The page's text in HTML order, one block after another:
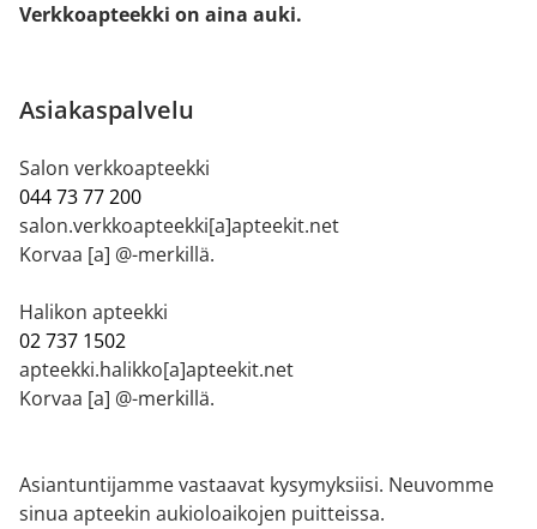
Verkkoapteekki on aina auki.
Asiakaspalvelu
Salon verkkoapteekki
044 73 77 200
salon.verkkoapteekki[a]apteekit.net
Korvaa [a] @-merkillä.
Halikon apteekki
02 737 1502
apteekki.halikko[a]apteekit.net
Korvaa [a] @-merkillä.
Asiantuntijamme vastaavat kysymyksiisi. Neuvomme
sinua apteekin aukioloaikojen puitteissa.